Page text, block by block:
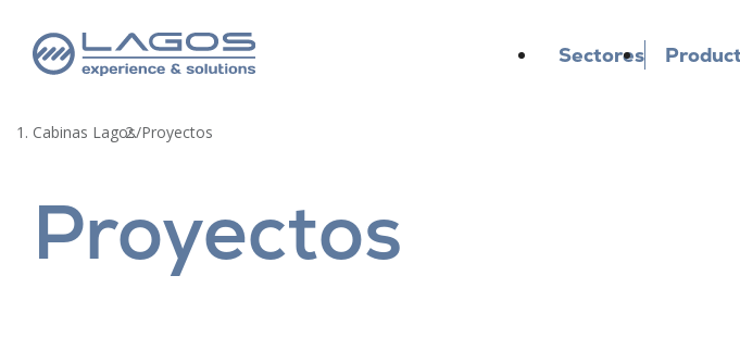
Sectores
Cabinas Lagos/Proyectos
Proyectos